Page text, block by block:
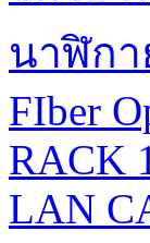
นาฬิกา
FIber
RACK
LAN